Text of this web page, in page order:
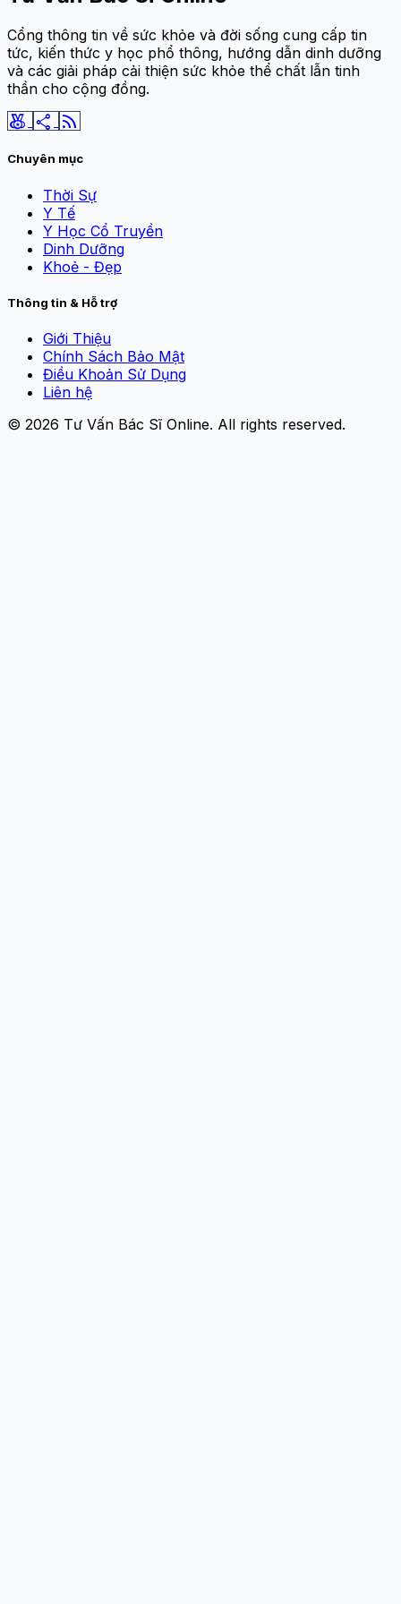
Cổng thông tin về sức khỏe và đời sống cung cấp tin
tức, kiến thức y học phổ thông, hướng dẫn dinh dưỡng
và các giải pháp cải thiện sức khỏe thể chất lẫn tinh
thần cho cộng đồng.
social_leaderboard share rss_feed
Chuyên mục
Thời Sự
Y Tế
Y Học Cổ Truyền
Dinh Dưỡng
Khoẻ - Đẹp
Thông tin & Hỗ trợ
Giới Thiệu
Chính Sách Bảo Mật
Điều Khoản Sử Dụng
Liên hệ
© 2026 Tư Vấn Bác Sĩ Online. All rights reserved.